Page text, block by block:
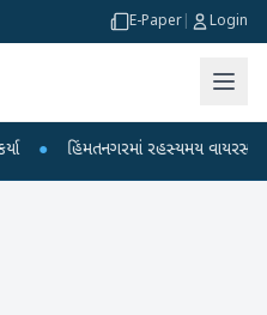
E-Paper Login
● હિંમતનગરમાં રહસ્યમય વાયરસ કે